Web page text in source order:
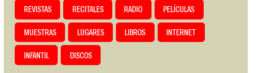
REVISTAS RECITALES RADIO PELÍCULAS
MUESTRAS LUGARES LIBROS INTERNET
INFANTIL DISCOS